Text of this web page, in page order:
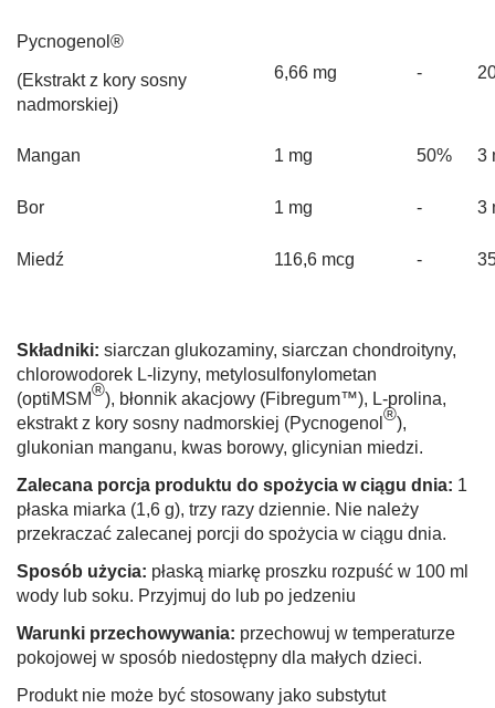
Pycnogenol®
(Ekstrakt z kory sosny
nadmorskiej)
6,66 mg -
Mangan 1 mg 50% 3
Bor 1 mg - 3
Miedź 116,6 mcg -
Składniki: siarczan glukozaminy, siarczan chondroityny,
chlorowodorek L-lizyny, metylosulfonylometan
(optiMSM®), błonnik akacjowy (Fibregum™), L-prolina,
ekstrakt z kory sosny nadmorskiej (Pycnogenol ®),
glukonian manganu, kwas borowy, glicynian miedzi.
Zalecana porcja produktu do spożycia w ciągu dnia: 1
płaska miarka (1,6 g), trzy razy dziennie. Nie należy
przekraczać zalecanej porcji do spożycia w ciągu dnia.
Sposób użycia: płaską miarkę proszku rozpuść w 100 ml
wody lub soku. Przyjmuj do lub po jedzeniu
Warunki przechowywania: przechowuj w temperaturze
pokojowej w sposób niedostępny dla małych dzieci.
Produkt nie może być stosowany jako substytut